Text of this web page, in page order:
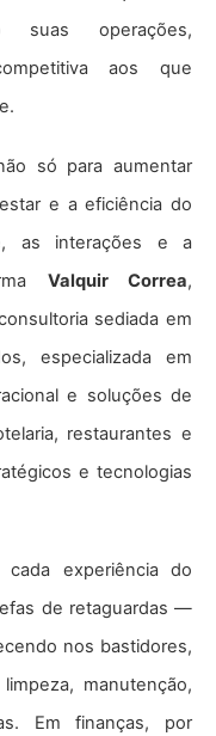
suas operações,
aos que
só para aumentar
e a eficiência do
as interações e a
Valquir Correa,
sediada em
especializada em
e soluções de
restaurantes e
e tecnologias
experiência do
de retaguardas —
nos bastidores,
manutenção,
Em finanças, por